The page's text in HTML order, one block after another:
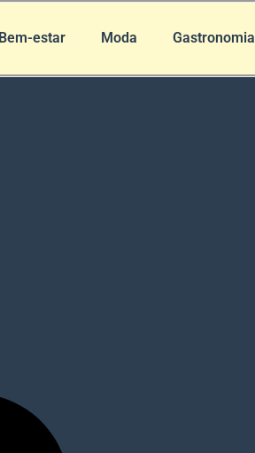
Bem-estar Moda Gastronomia